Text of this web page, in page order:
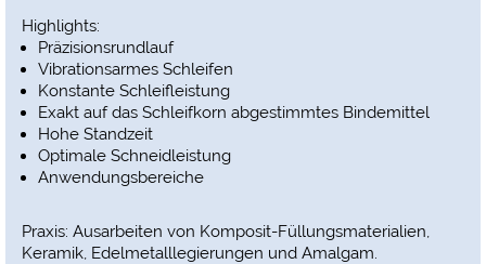
Highlights:
Präzisionsrundlauf
Vibrationsarmes Schleifen
Konstante Schleifleistung
Exakt auf das Schleifkorn abgestimmtes Bindemittel
Hohe Standzeit
Optimale Schneidleistung
Anwendungsbereiche
Praxis: Ausarbeiten von Komposit-Füllungsmaterialien,
Keramik, Edelmetalllegierungen und Amalgam.